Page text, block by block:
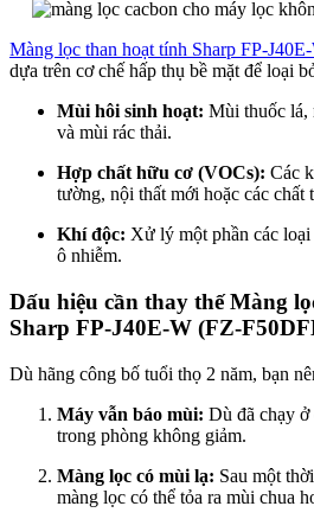
Màng lọc than hoạt tính Sharp FP-
dựa trên cơ chế hấp thụ bề mặt để loại
Mùi hôi sinh hoạt: Mùi thuốc lá,
và mùi rác thải.
Hợp chất hữu cơ (VOCs): Các
tường, nội thất mới hoặc các chất
Khí độc: Xử lý một phần các
ô nhiễm.
Dấu hiệu cần thay thế Màng
Sharp FP-J40E-W (FZ-
Dù hãng công bố tuổi thọ 2 năm, bạn
Máy vẫn báo mùi: Dù đã chạy
trong phòng không giảm.
Màng lọc có mùi lạ: Sau một
màng lọc có thể tỏa ra mùi chua